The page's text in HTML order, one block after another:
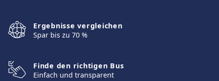
Ergebnisse vergleichen
Spar bis zu 70 %
Finde den richtigen Bus
Einfach und transparent